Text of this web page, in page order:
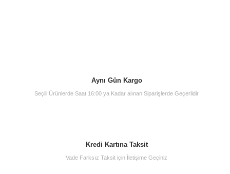
Aynı Gün Kargo
Seçili Ürünlerde Saat 16:00 ya Kadar alınan Siparişlerde Geçerlidir
Kredi Kartına Taksit
Vade Farksız Taksit için İletişime Geçiniz